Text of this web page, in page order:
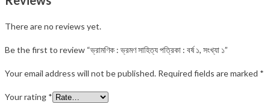
There are no reviews yet.
Be the first to review “ভ্রামণিক : ভ্রমণ সাহিত্য পত্রিকা : বর্ষ ১, সংখ্যা ১”
Your email address will not be published. Required fields are marked *
Your rating *